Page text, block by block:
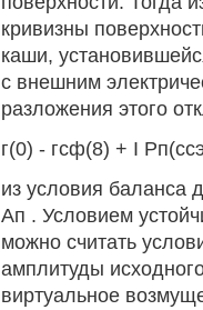
кривизны
каши,
с внешним
разложения этого
г(0) - гсф(8) + I
из условия баланса
Ап . Условием
можно считать
амплитуды
виртуальное